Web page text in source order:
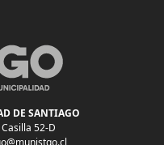
DE SANTIAGO
52-D